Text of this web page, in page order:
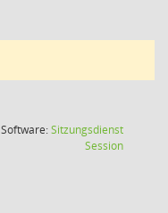
Software:Sitzungsdienst
Session(Wird in